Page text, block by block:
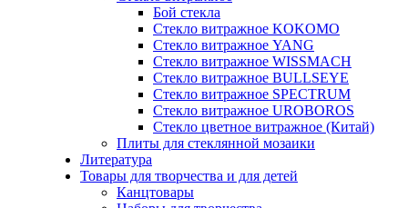
Бой стекла
Стекло витражное KOKOMO
Стекло витражное YANG
Стекло витражное WISSMACH
Стекло витражное BULLSEYE
Стекло витражное SPECTRUM
Стекло витражное UROBOROS
Стекло цветное витражное (Китай)
Плиты для стеклянной мозаики
Литература
Товары для творчества и для детей
Канцтовары